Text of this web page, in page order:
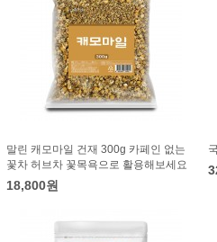
말린 캐모마일 건재 300g 카페인 없는
꽃차 허브차 꽃목욕으로 활용해보세요
18,800원